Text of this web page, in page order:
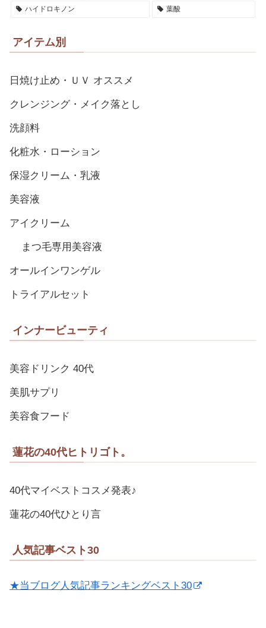
ハイドロキノン 葉酸
アイテム別
日焼け止め・ＵＶ オススメ
クレンジング・メイク落とし
洗顔料
化粧水・ローション
保湿クリーム・乳液
美容液
アイクリーム
まつ毛専用美容液
オールインワンゲル
トライアルセット
インナービューティ
美容ドリンク 40代
美肌サプリ
美容食フード
蓮花の40代ヒトリゴト。
40代マイベストコスメ発表♪
蓮花の40代ひとり言
人気記事ベスト30
★当ブログ人気記事ランキングベスト30